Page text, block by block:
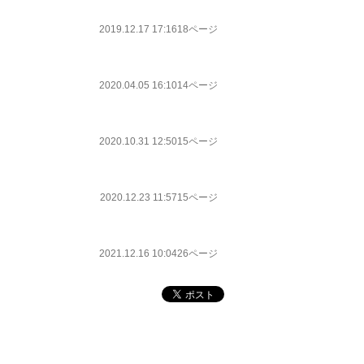
2019.12.17 17:1618ページ
2020.04.05 16:1014ページ
2020.10.31 12:5015ページ
2020.12.23 11:5715ページ
2021.12.16 10:0426ページ